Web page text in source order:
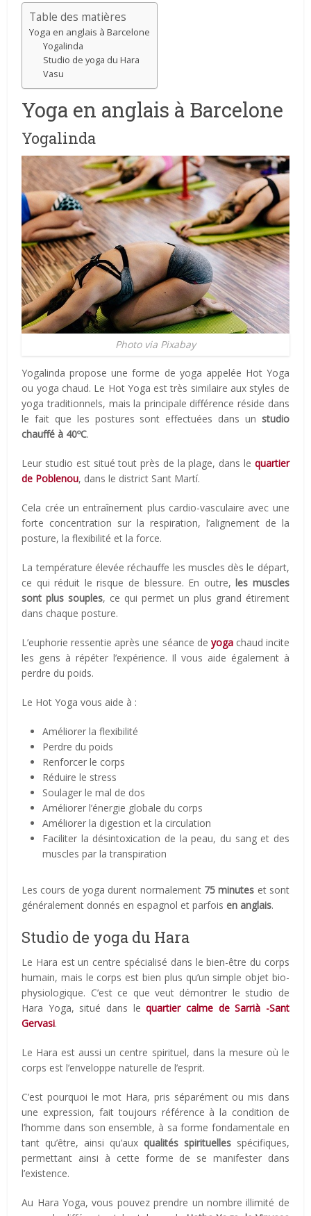
Table des matières
Yoga en anglais à Barcelone
Yogalinda
Studio de yoga du Hara
Vasu
Yoga en anglais à Barcelone
Yogalinda
Photo via Pixabay
Yogalinda propose une forme de yoga appelée Hot Yoga
ou yoga chaud. Le Hot Yoga est très similaire aux styles de
yoga traditionnels, mais la principale différence réside dans
le fait que les postures sont effectuées dans un studio
chauffé à 40ºC.
Leur studio est situé tout près de la plage, dans le quartier
de Poblenou, dans le district Sant Martí.
Cela crée un entraînement plus cardio-vasculaire avec une
forte concentration sur la respiration, l’alignement de la
posture, la flexibilité et la force.
La température élevée réchauffe les muscles dès le départ,
ce qui réduit le risque de blessure. En outre, les muscles
sont plus souples, ce qui permet un plus grand étirement
dans chaque posture.
L’euphorie ressentie après une séance de yogachaud incite
les gens à répéter l’expérience. Il vous aide également à
perdre du poids.
Le Hot Yoga vous aide à :
Améliorer la flexibilité
Perdre du poids
Renforcer le corps
Réduire le stress
Soulager le mal de dos
Améliorer l’énergie globale du corps
Améliorer la digestion et la circulation
Faciliter la désintoxication de la peau, du sang et des
muscles par la transpiration
Les cours de yoga durent normalement 75 minutes et sont
généralement donnés en espagnol et parfois en anglais.
Studio de yoga du Hara
Le Hara est un centre spécialisé dans le bien-être du corps
humain, mais le corps est bien plus qu’un simple objet bio-
physiologique. C’est ce que veut démontrer le studio de
Hara Yoga, situé dans lequartier calme de Sarrià -Sant
Gervasi.
Le Hara est aussi un centre spirituel, dans la mesure où le
corps est l’enveloppe naturelle de l’esprit.
C’est pourquoi le mot Hara, pris séparément ou mis dans
une expression, fait toujours référence à la condition de
l’homme dans son ensemble, à sa forme fondamentale en
tant qu’être, ainsi qu’aux qualités spirituellesspécifiques,
permettant ainsi à cette forme de se manifester dans
l’existence.
Au Hara Yoga, vous pouvez prendre un nombre illimité de